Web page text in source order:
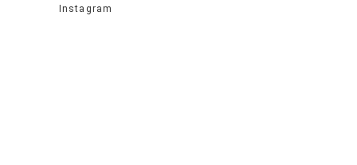
Instagram